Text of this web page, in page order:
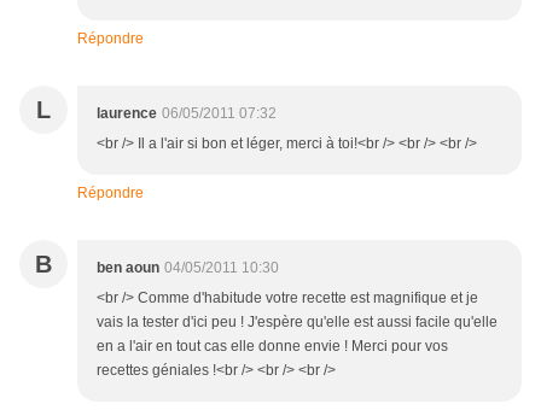
Répondre
L laurence 06/05/2011 07:32
<br /> Il a l'air si bon et léger, merci à toi!<br /> <br /> <br />
Répondre
B ben aoun 04/05/2011 10:30
<br /> Comme d'habitude votre recette est magnifique et je
vais la tester d'ici peu ! J'espère qu'elle est aussi facile qu'elle
en a l'air en tout cas elle donne envie ! Merci pour vos
recettes géniales !<br /> <br /> <br />